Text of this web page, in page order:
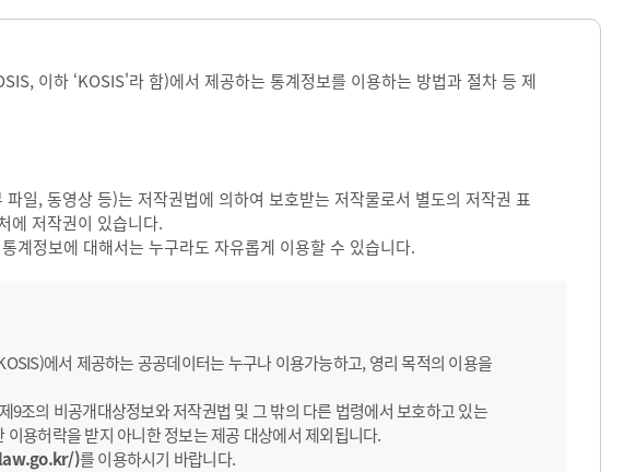
이하 ‘KOSIS'라 함)에서 제공하는 통계정보를 이용하는 방법과 절차 등 제
일, 동영상 등)는 저작권법에 의하여 보호받는 저작물로서 별도의 저작권 표
에 저작권이 있습니다.
계정보에 대해서는 누구라도 자유롭게 이용할 수 있습니다.
에서 제공하는 공공데이터는 누구나 이용가능하고, 영리 목적의 이용을
9조의 비공개대상정보와 저작권법 및 그 밖의 다른 법령에서 보호하고 있는
용허락을 받지 아니한 정보는 제공 대상에서 제외됩니다.
)를 이용하시기 바랍니다.